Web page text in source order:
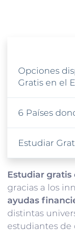
Opciones
Gratis en el
6 Países
Estudiar
Estudiar gratis
gracias a los
ayudas
distintas
estudiantes de